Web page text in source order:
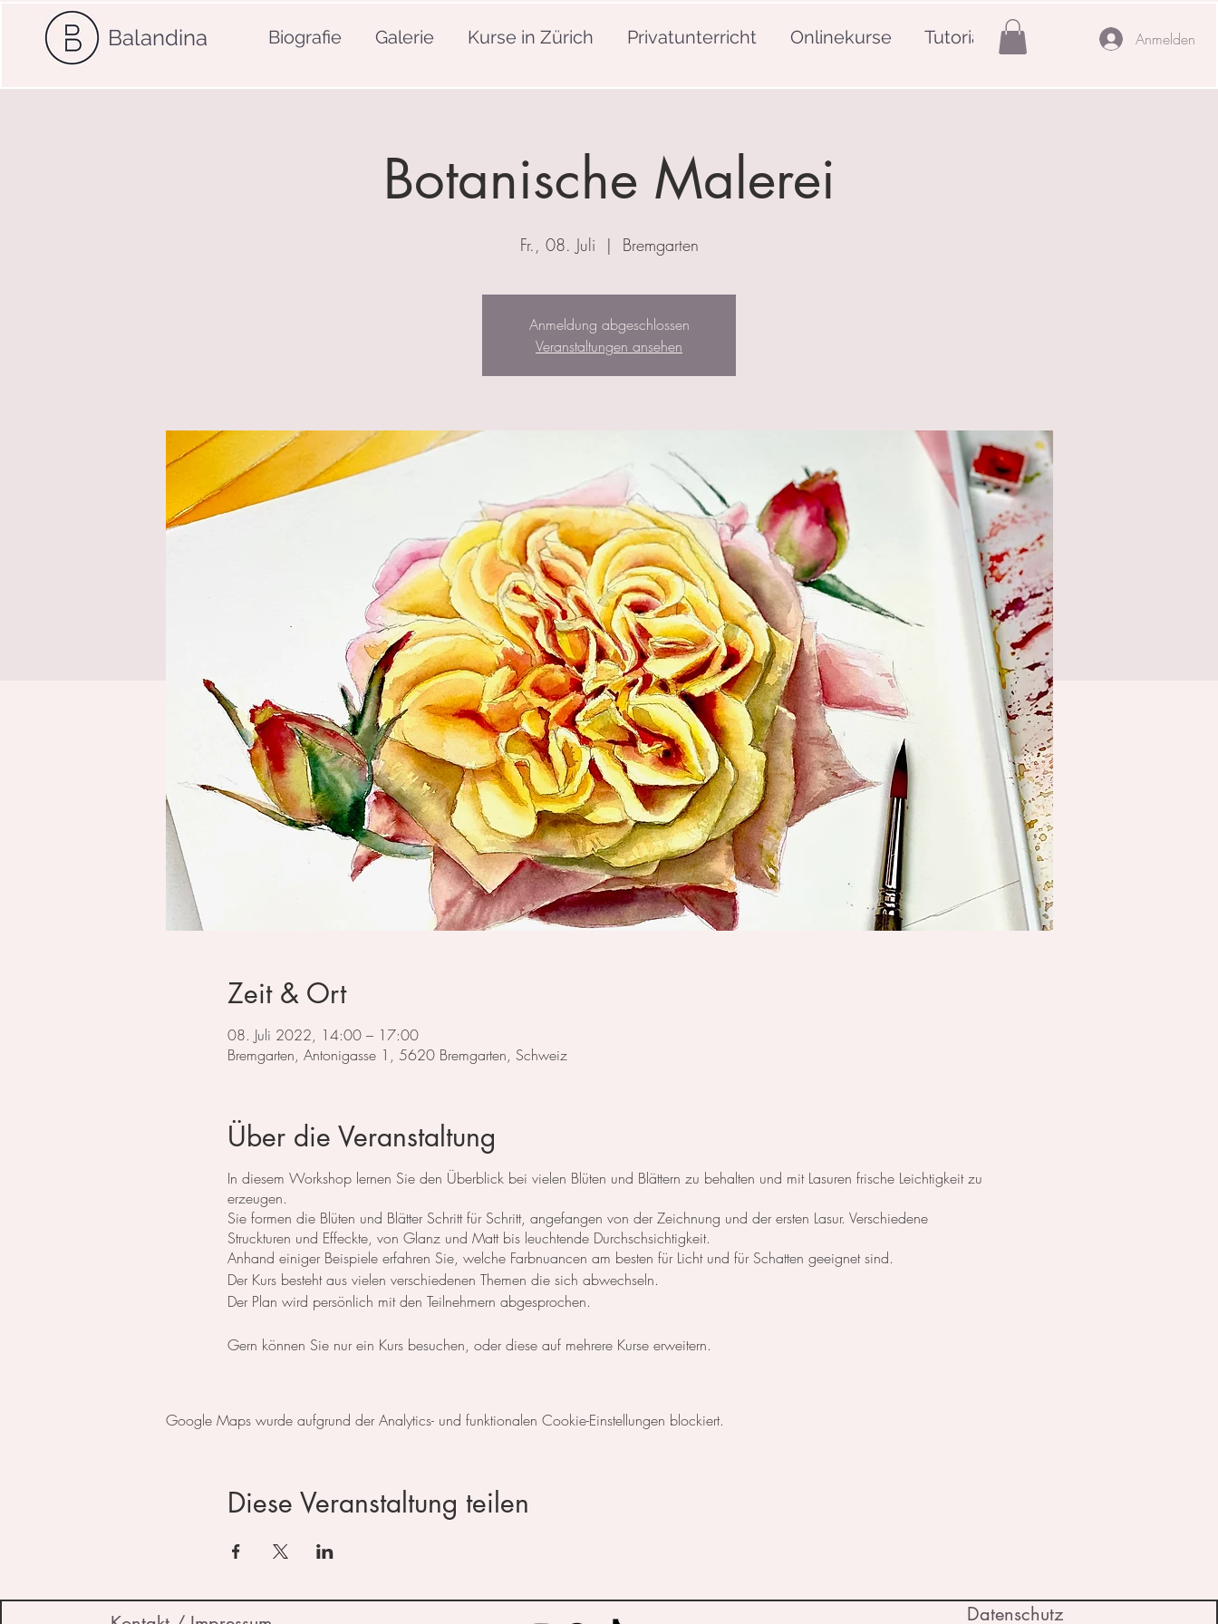
Balandina Biografie Galerie Kurse in Zürich Privatunterricht Onlinekurse Tutorials Anmelden
Botanische Malerei
Fr., 08. Juli
  |
Bremgarten
Anmeldung abgeschlossen
Veranstaltungen ansehen
Zeit & Ort
08. Juli 2022, 14:00 – 17:00
Bremgarten, Antonigasse 1, 5620 Bremgarten, Schweiz
Über die Veranstaltung
In diesem Workshop lernen Sie den Überblick bei vielen Blüten und Blättern zu behalten und mit Lasuren frische Leichtigkeit zu
erzeugen.
Sie formen die Blüten und Blätter Schritt für Schritt, angefangen von der Zeichnung und der ersten Lasur. Verschiedene
Struckturen und Effeckte, von Glanz und Matt bis leuchtende Durchschsichtigkeit.
Anhand einiger Beispiele erfahren Sie, welche Farbnuancen am besten für Licht und für Schatten geeignet sind.
Der Kurs besteht aus vielen verschiedenen Themen die sich abwechseln.
Der Plan wird persönlich mit den Teilnehmern abgesprochen.
Gern können Sie nur ein Kurs besuchen, oder diese auf mehrere Kurse erweitern.
Oder buchen Sie diesen Kurs mit einem Preispaket
Zahlbar entweder mit Twint, PayPal, Kreditkarte, vorheriger Überweisung oder in Bar vor Ort.
Anmeldung über den
Telefonisch (079 859 49 33)
Google Maps wurde aufgrund der Analytics- und funktionalen Cookie-Einstellungen blockiert.
Diese Veranstaltung teilen
© 2023 by Elijah Louis. Proudly created with Datenschutz